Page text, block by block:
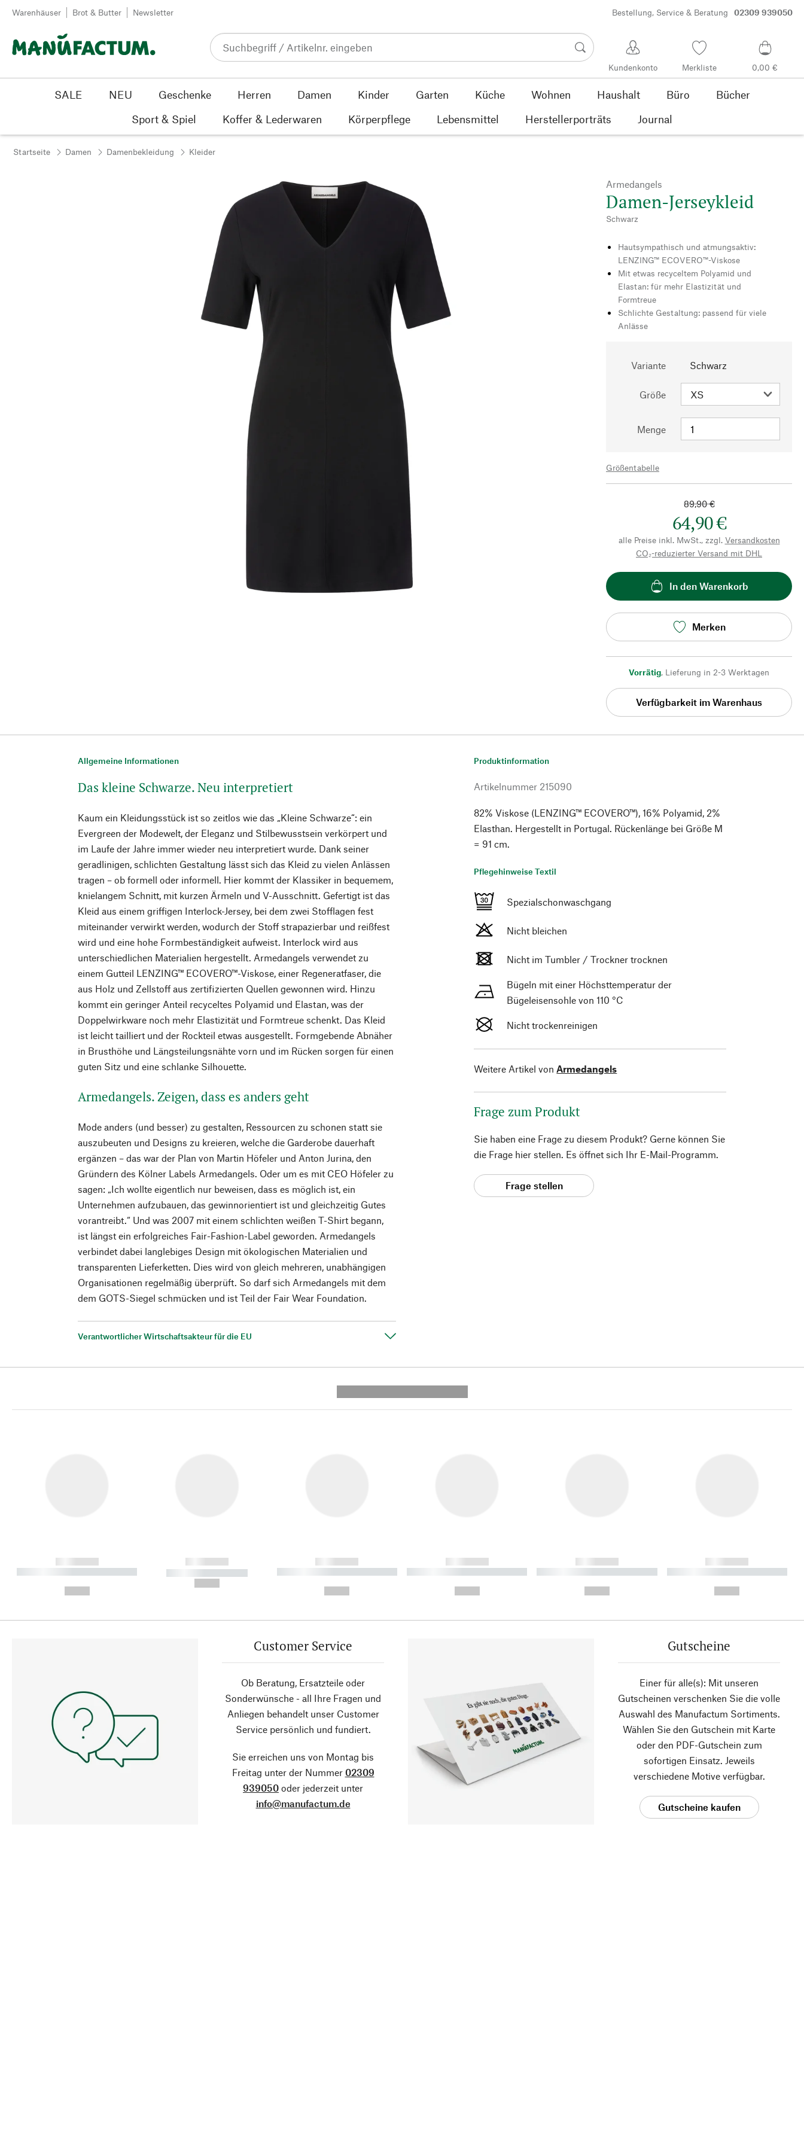
Zum Inhalt springen
Warenhäuser Brot & Butter Newsletter Bestellung, Service & Beratung 02309 939050
Kundenkonto Merkliste 0,00 €
SALE NEU Geschenke Herren Damen Kinder Garten Küche Wohnen Haushalt Büro
Bücher
Sport & Spiel
Koffer & Lederwaren Körperpflege Lebensmittel Herstellerporträts Journal
Startseite Damen Damenbekleidung Kleider
Armedangels
Damen-Jerseykleid
Schwarz
Hautsympathisch und atmungsaktiv:
LENZING™ ECOVERO™-Viskose
Mit etwas recyceltem Polyamid und
Elastan: für mehr Elastizität und
Formtreue
Schlichte Gestaltung: passend für viele
Anlässe
Variante Schwarz
Größe
Menge
Größentabelle
89,90 €
64,90 €
alle Preise inkl. MwSt., zzgl. Versandkosten
CO₂-reduzierter Versand mit DHL
In den Warenkorb
Merken
Vorrätig, Lieferung in 2-3 Werktagen
Verfügbarkeit im Warenhaus
Allgemeine Informationen
Das kleine Schwarze. Neu interpretiert
Kaum ein Kleidungsstück ist so zeitlos wie das „Kleine Schwarze“: ein
Evergreen der Modewelt, der Eleganz und Stilbewusstsein verkörpert und
im Laufe der Jahre immer wieder neu interpretiert wurde. Dank seiner
geradlinigen, schlichten Gestaltung lässt sich das Kleid zu vielen Anlässen
tragen – ob formell oder informell. Hier kommt der Klassiker in bequemem,
knielangem Schnitt, mit kurzen Ärmeln und V-Ausschnitt. Gefertigt ist das
Kleid aus einem griffigen Interlock-Jersey, bei dem zwei Stofflagen fest
miteinander verwirkt werden, wodurch der Stoff strapazierbar und reißfest
wird und eine hohe Formbeständigkeit aufweist. Interlock wird aus
unterschiedlichen Materialien hergestellt. Armedangels verwendet zu
einem Gutteil LENZING™ ECOVERO™-Viskose, einer Regeneratfaser, die
aus Holz und Zellstoff aus zertifizierten Quellen gewonnen wird. Hinzu
kommt ein geringer Anteil recyceltes Polyamid und Elastan, was der
Doppelwirkware noch mehr Elastizität und Formtreue schenkt. Das Kleid
ist leicht tailliert und der Rockteil etwas ausgestellt. Formgebende Abnäher
in Brusthöhe und Längsteilungsnähte vorn und im Rücken sorgen für einen
guten Sitz und eine schlanke Silhouette.
Armedangels. Zeigen, dass es anders geht
Mode anders (und besser) zu gestalten, Ressourcen zu schonen statt sie
auszubeuten und Designs zu kreieren, welche die Garderobe dauerhaft
ergänzen – das war der Plan von Martin Höfeler und Anton Jurina, den
Gründern des Kölner Labels Armedangels. Oder um es mit CEO Höfeler zu
sagen: „Ich wollte eigentlich nur beweisen, dass es möglich ist, ein
Unternehmen aufzubauen, das gewinnorientiert ist und gleichzeitig Gutes
vorantreibt.“ Und was 2007 mit einem schlichten weißen T-Shirt begann,
ist längst ein erfolgreiches Fair-Fashion-Label geworden. Armedangels
verbindet dabei langlebiges Design mit ökologischen Materialien und
transparenten Lieferketten. Dies wird von gleich mehreren, unabhängigen
Organisationen regelmäßig überprüft. So darf sich Armedangels mit dem
dem GOTS-Siegel schmücken und ist Teil der Fair Wear Foundation.
Verantwortlicher Wirtschaftsakteur für die EU
Produktinformation
Artikelnummer 215090
82% Viskose (LENZING™ ECOVERO™), 16% Polyamid, 2%
Elasthan. Hergestellt in Portugal. Rückenlänge bei Größe M
= 91 cm.
Pflegehinweise Textil
Spezialschonwaschgang
Nicht bleichen
Nicht im Tumbler / Trockner trocknen
Bügeln mit einer Höchsttemperatur der
Bügeleisensohle von 110 °C
Nicht trockenreinigen
Weitere Artikel von Armedangels
Frage zum Produkt
Sie haben eine Frage zu diesem Produkt? Gerne können Sie
die Frage hier stellen. Es öffnet sich Ihr E-Mail-Programm.
Frage stellen
------------
----------- ----------- ----------
------------
----------- -----------
------------
----------- ----------- ----------
------------
----------- ----------- ----------
------------
----------- ----------- ----------
------------
----------- ----------- ----------
Customer Service
Ob Beratung, Ersatzteile oder
Sonderwünsche - all Ihre Fragen und
Anliegen behandelt unser Customer
Service persönlich und fundiert.
Sie erreichen uns von Montag bis
Freitag unter der Nummer 02309
939050 oder jederzeit unter
info@manufactum.de
Gutscheine
Einer für alle(s): Mit unseren
Gutscheinen verschenken Sie die volle
Auswahl des Manufactum Sortiments.
Wählen Sie den Gutschein mit Karte
oder den PDF-Gutschein zum
sofortigen Einsatz. Jeweils
verschiedene Motive verfügbar.
Gutscheine kaufen